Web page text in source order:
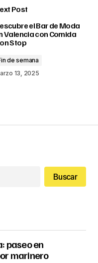
Post
el Bar de Moda
Valencia con Comida
Stop
de semana
13, 2025
Buscar
paseo en
marinero